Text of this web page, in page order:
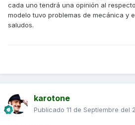
cada uno tendrá una opinión al
modelo tuvo problemas de mecánica y
saludos.
karotone
Publicado 11 de Septiembre del